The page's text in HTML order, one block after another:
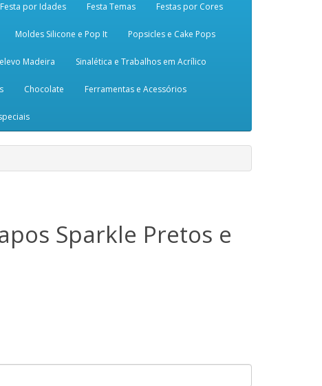
Festa por Idades Festa Temas Festas por Cores
Moldes Silicone e Pop It Popsicles e Cake Pops
Madeira Sinalética e Trabalhos em Acrílico
Chocolate Ferramentas e Acessórios
Sparkle Pretos e